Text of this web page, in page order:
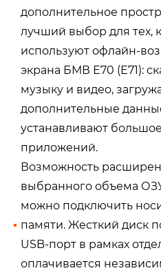
дополнительное
лучший выбор для тех,
используют офлайн-
экрана БМВ Е70 (Е71):
музыку и видео,
дополнительные
устанавливают
приложений.
Возможность
выбранного объема
можно подключить
памяти. Жесткий диск
USB-порт в рамках
оплачивается